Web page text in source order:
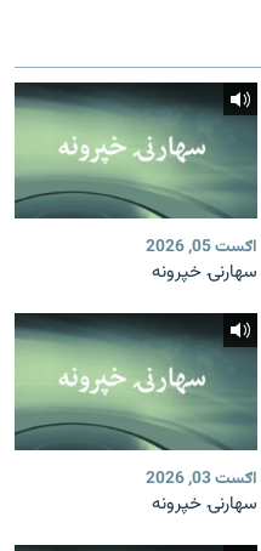
اګست 05, 2026
سهارنۍ خپرونه
اګست 03, 2026
سهارنۍ خپرونه